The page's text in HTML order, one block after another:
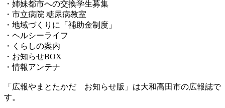
・姉妹都市への交換学生募集
・市立病院 糖尿病教室
・地域づくりに「補助金制度」
・ヘルシーライフ
・くらしの案内
・お知らせBOX
・情報アンテナ
「広報やまとたかだ お知らせ版」は大和高田市の広報誌で
す。